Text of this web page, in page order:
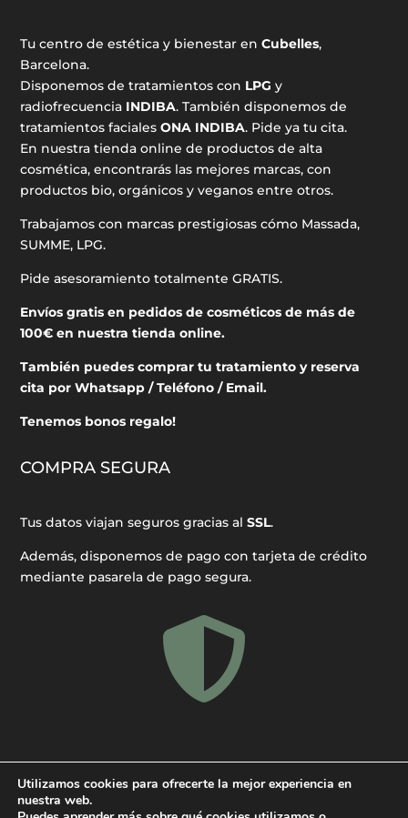
Tu centro de estética y bienestar enCubelles,
Barcelona.
Disponemos de tratamientos con LPG y
radiofrecuencia INDIBA. También disponemos de
tratamientos facialesONA INDIBA. Pide ya tu cita.
En nuestra tienda online de productos de alta
cosmética, encontrarás las mejores marcas, con
productos bio, orgánicos y veganos entre otros.
Trabajamos con marcas prestigiosas cómo Massada,
SUMME, LPG.
Pide asesoramiento totalmente GRATIS.
Envíos gratis en pedidos de cosméticos de más de
100€ en nuestra tienda online.
También puedes comprar tu tratamiento y reserva
cita por Whatsapp / Teléfono / Email.
Tenemos bonos regalo!
COMPRA SEGURA
Tus datos viajan seguros gracias alSSL.
Además, disponemos de pago con tarjeta de crédito
mediante pasarela de pago segura.

Utilizamos cookies para ofrecerte la mejor experiencia en
nuestra web.